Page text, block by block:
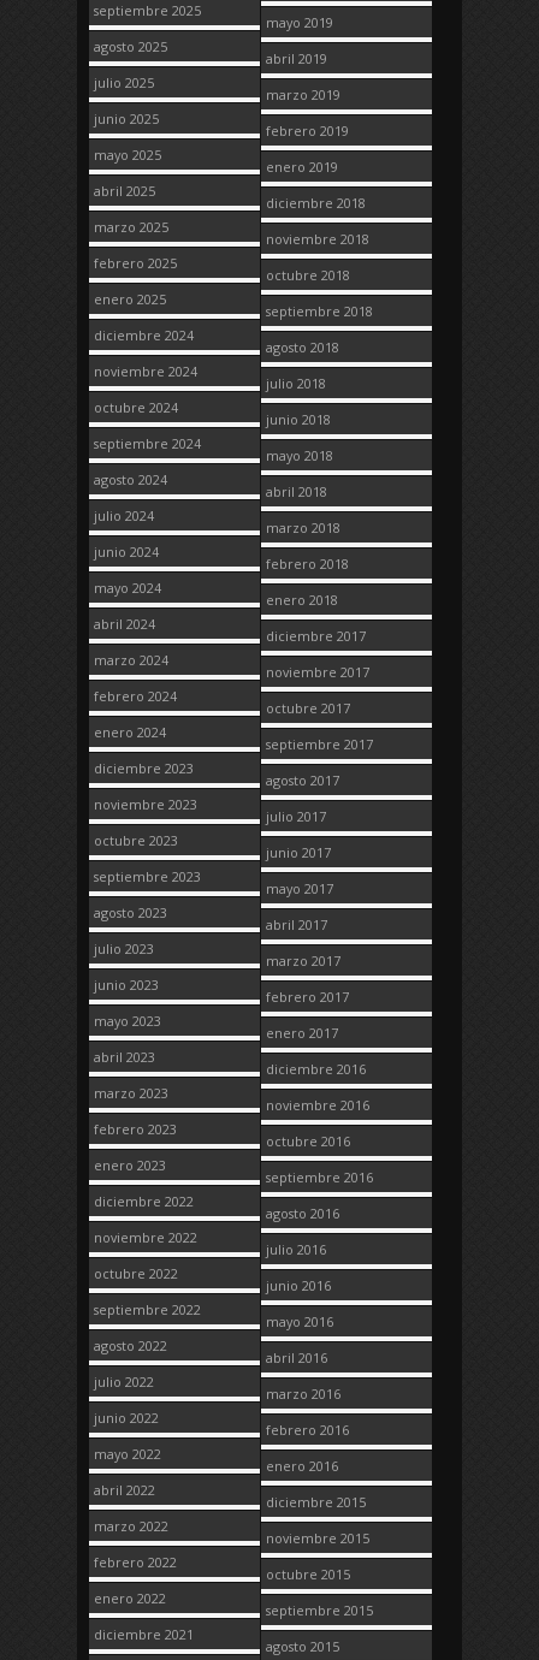
septiembre 2025
agosto 2025
julio 2025
junio 2025
mayo 2025
abril 2025
marzo 2025
febrero 2025
enero 2025
diciembre 2024
noviembre 2024
octubre 2024
septiembre 2024
agosto 2024
julio 2024
junio 2024
mayo 2024
abril 2024
marzo 2024
febrero 2024
enero 2024
diciembre 2023
noviembre 2023
octubre 2023
septiembre 2023
agosto 2023
julio 2023
junio 2023
mayo 2023
abril 2023
marzo 2023
febrero 2023
enero 2023
diciembre 2022
noviembre 2022
octubre 2022
septiembre 2022
agosto 2022
julio 2022
junio 2022
mayo 2022
abril 2022
marzo 2022
febrero 2022
enero 2022
diciembre 2021
mayo 2019
abril 2019
marzo 2019
febrero 2019
enero 2019
diciembre 2018
noviembre 2018
octubre 2018
septiembre 2018
agosto 2018
julio 2018
junio 2018
mayo 2018
abril 2018
marzo 2018
febrero 2018
enero 2018
diciembre 2017
noviembre 2017
octubre 2017
septiembre 2017
agosto 2017
julio 2017
junio 2017
mayo 2017
abril 2017
marzo 2017
febrero 2017
enero 2017
diciembre 2016
noviembre 2016
octubre 2016
septiembre 2016
agosto 2016
julio 2016
junio 2016
mayo 2016
abril 2016
marzo 2016
febrero 2016
enero 2016
diciembre 2015
noviembre 2015
octubre 2015
septiembre 2015
agosto 2015